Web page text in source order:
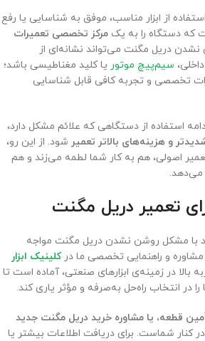
از ابزار مناسب، موفق به شناسایی یا رفع
دستگاه را به یک مرکز تخصصی تعمیرات
نشدن دریل مگنت می‌تواند نشانه‌ای از
سیم‌پیچ موتور یا کلید مغناطیسی باشد؛
تخصصی و تجربه کافی قابل شناسایی
استفاده از دستگاهی که علائم مشکل دارد،
و هزینه‌های بالاتر تعمیر شود. از این رو،
اصولی، هم به کار شما لطمه می‌زند و هم
می‌دهد.
تعمیر دریل مگنت
با مشکل روشن نشدن دریل مگنت مواجه
و راهنمایی تخصصی ما درکلینیک ابزار
بالا در زمینه‌ی ابزارهای صنعتی، آماده است تا
در انتخاب راه‌حل به‌صرفه و مؤثر یاری کند.
قطعه، یا مشاوره خرید دریل مگنت جدید
در کنار شماست. برای دریافت اطلاعات بیشتر یا